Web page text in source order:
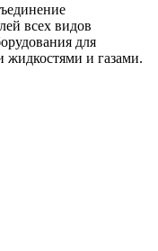
всех видов
для
жидкостями и газами.